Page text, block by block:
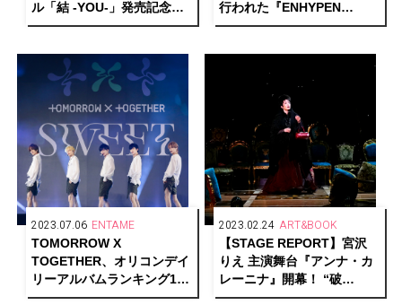
ル「結 -YOU-」発売記念シ
ョーケースを開催！
行われた『ENHYPEN
WORLD TOUR ‘FATE’』を
2023.07.06 ENTAME
TOMORROW X
TOGETHER、オリコンデイ
リーアルバムランキング1
位・日本2ndアルバム
2023.02.24 ART&BOOK
【STAGE REPORT】宮沢
りえ 主演舞台『アンナ・カ
レーニナ』開幕！ “破
滅“と“希望”、それぞれの真